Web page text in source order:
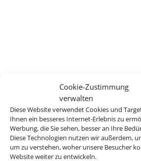
Cookie-Zustimmung
verwalten
Diese Website verwendet Cookies und
Ihnen ein besseres Internet-Erlebnis zu
Werbung, die Sie sehen, besser an Ihre
Diese Technologien nutzen wir außerdem,
um zu verstehen, woher unsere Besucher
Website weiter zu entwickeln.
Wir brauchen
Um diesen Inhalt darzustellen,
Cookies. Es werden ggf.
verarbeitet.